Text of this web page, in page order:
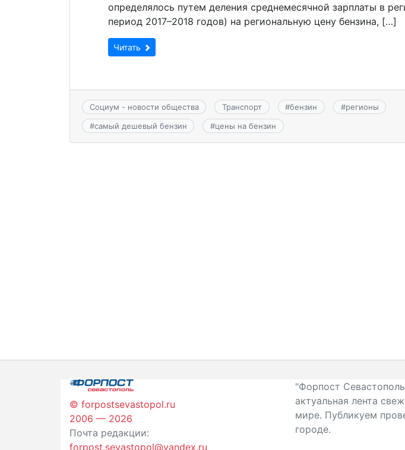
определялось путем деления среднемесячной зарплаты в
период 2017–2018 годов) на региональную цену бензина, […]
Читать
Социум - новости общества Транспорт #бензин #регионы
#самый дешевый бензин #цены на бензин
© forpostsevastopol.ru
2006 — 2026
Почта редакции:
forpost.sevastopol@yandex.ru
"Форпост
актуальная лента
мире. Публикуем
городе.